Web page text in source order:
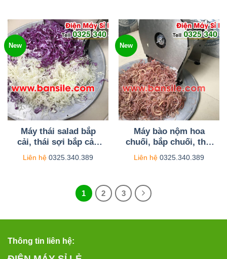
New
Máy thái salad bắp
cải, thái sợi bắp cải,
máy cắt bắp cải trắng-
Liên hệ 0325.340.389
New
Máy bào nộm hoa
chuối, bắp chuối, thái
nộm hoa chuối chạy
Liên hệ 0325.340.389
1 2 3
Thông tin liên hệ: